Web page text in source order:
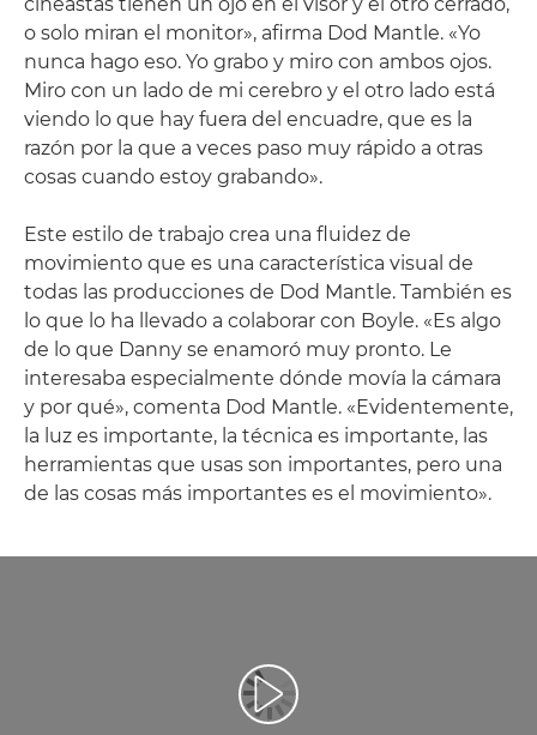
o solo miran el monitor», afirma Dod Mantle. «Yo
nunca hago eso. Yo grabo y miro con ambos ojos.
Miro con un lado de mi cerebro y el otro lado está
viendo lo que hay fuera del encuadre, que es la
razón por la que a veces paso muy rápido a otras
cosas cuando estoy grabando».
Este estilo de trabajo crea una fluidez de
movimiento que es una característica visual de
todas las producciones de Dod Mantle. También es
lo que lo ha llevado a colaborar con Boyle. «Es algo
de lo que Danny se enamoró muy pronto. Le
interesaba especialmente dónde movía la cámara
y por qué», comenta Dod Mantle. «Evidentemente,
la luz es importante, la técnica es importante, las
herramientas que usas son importantes, pero una
de las cosas más importantes es el movimiento».
Reproducir vídeo